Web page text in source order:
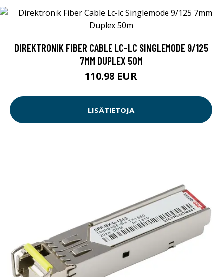
DIREKTRONIK FIBER CABLE LC-LC SINGLEMODE 9/125
7MM DUPLEX 50M
110.98 EUR
LISÄTIETOJA